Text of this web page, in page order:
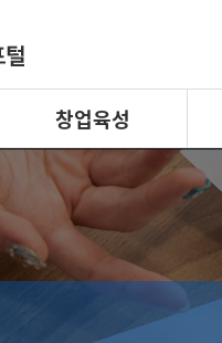
창업육성